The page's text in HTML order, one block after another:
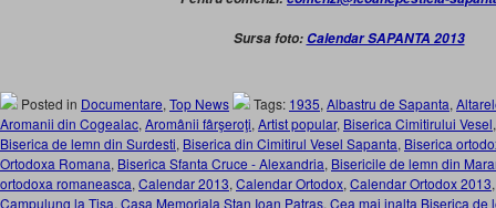
Sursa foto: Calendar SAPANTA 2013
Posted in Documentare, Top News Tags: 1935, Albastru de Sapanta,
Aromanii din Cogealac, Aromânii fârşeroţi, Artist popular, Biserica Cimitirului Vesel
Biserica de lemn din Surdesti, Biserica din Cimitirul Vesel Sapanta, Biserica
Ortodoxa Romana, Biserica Sfanta Cruce - Alexandria, Bisericile de lemn din
ortodoxa romaneasca, Calendar 2013, Calendar Ortodox, Calendar Ortodox 2013
Campulung la Tisa, Casa Memoriala Stan Ioan Patras, Cea mai inalta Biserica de